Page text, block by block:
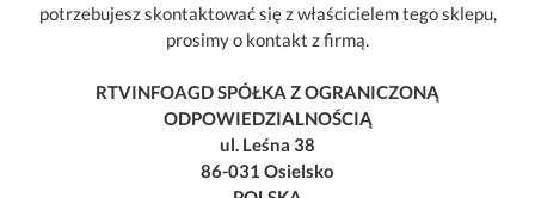
potrzebujesz skontaktować się z właścicielem tego sklepu,
prosimy o kontakt z firmą.
RTVINFOAGD SPÓŁKA Z OGRANICZONĄ
ODPOWIEDZIALNOŚCIĄ
ul. Leśna 38
86-031 Osielsko